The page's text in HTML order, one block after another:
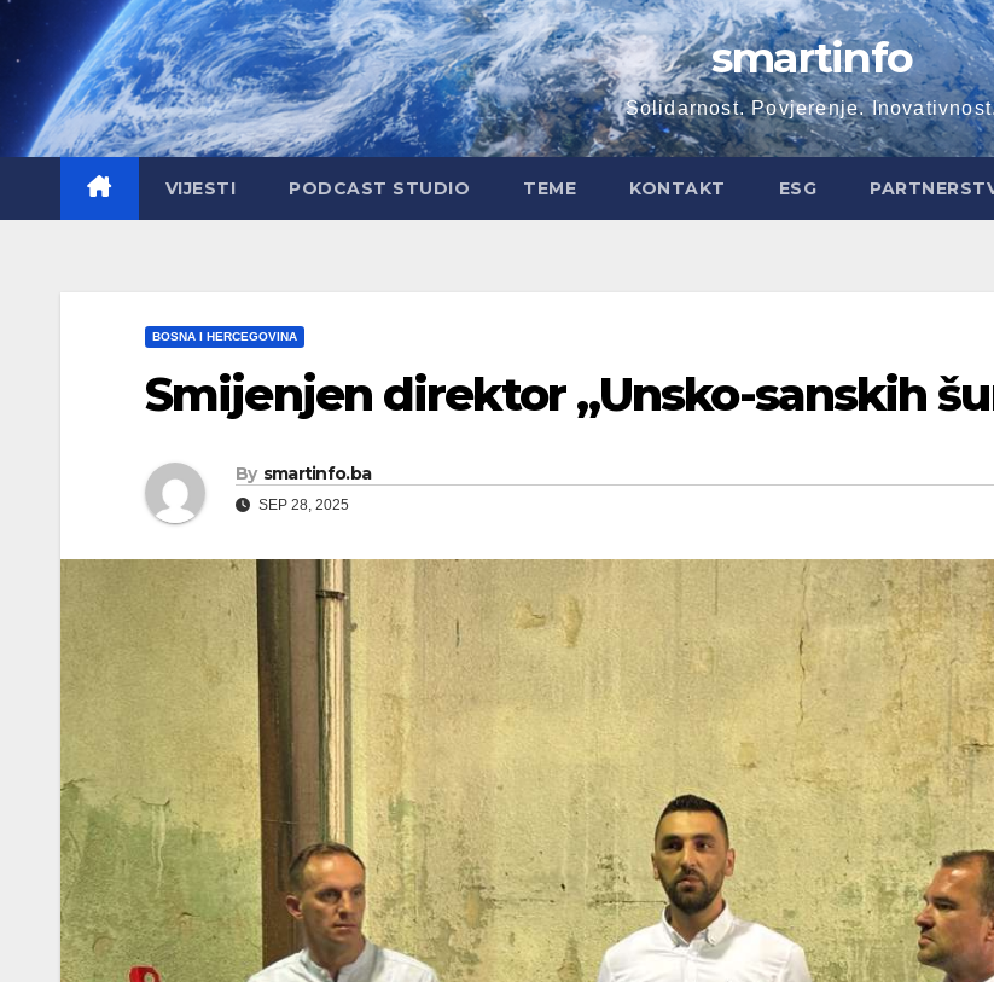
content
smartinfo
Solidarnost. Povjerenje.
VIJESTI PODCAST STUDIO TEME KONTAKT ESG
BOSNA I HERCEGOVINA
Smijenjen direktor „Unsko-sanskih
By smartinfo.ba
SEP 28, 2025